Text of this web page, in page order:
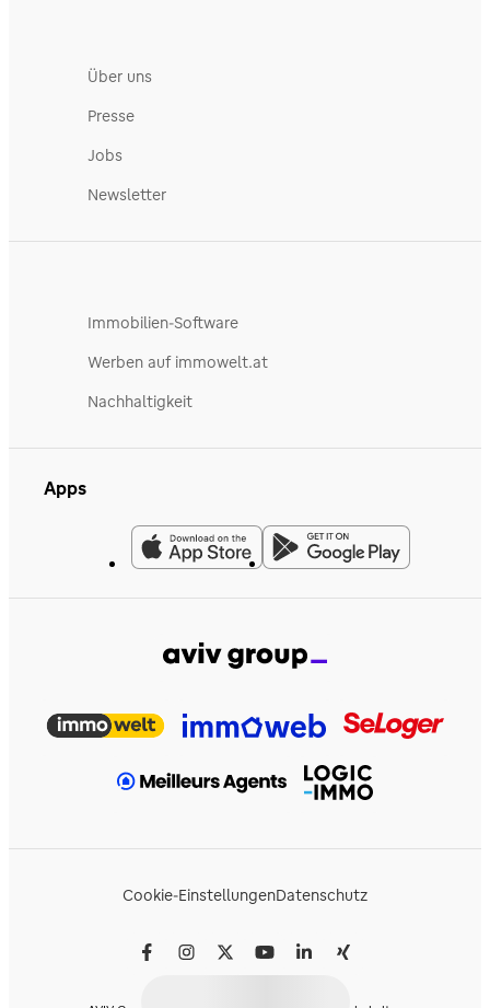
Über uns
Presse
Jobs
Newsletter
Immobilien-Software
Werben auf immowelt.at
Nachhaltigkeit
Apps
Cookie-EinstellungenDatenschutz